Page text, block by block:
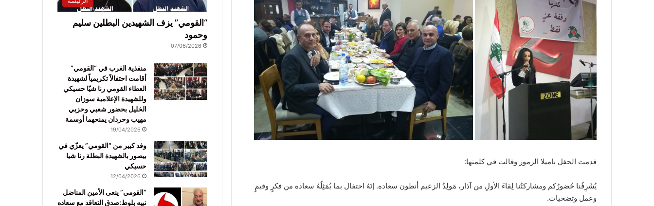
قدمت الحفل باميلا الرموز وقالت في كلمتها:
يُشَرِفُنا حُضورُكم ومشاركتُنا لِقاءَ الأولِ من آذار، مَولِدُ الزعيم أنطون سعاده. إنَهُ احتفال بما يُمَثِلُهُ سعاده من فكرٍ وقيمٍ
وعمل وتضحيات.
“القومي” يزف الشهيدين البطلين سليم
وحمود
07/06/2026
منفذية الغرب في “القومي”
أقامت احتفالاً تكريمياً لشهيدة
العطاء القومي رنا شيّا حسيكي
وللشهيدة الإعلامية سوزان
الخليل بحضور شعبي وحزبي
مهيب وحردان يمنحهما أوسمة
19/04/2026
وفد كبير من “القومي” يعزّي في
بيصور بالشهيدة البطلة رنا شيا
حسيكي
12/04/2026
“القومي” ينعى الأمين المناضل
نبيه بلوط:صدق التعاقد مع سعاده